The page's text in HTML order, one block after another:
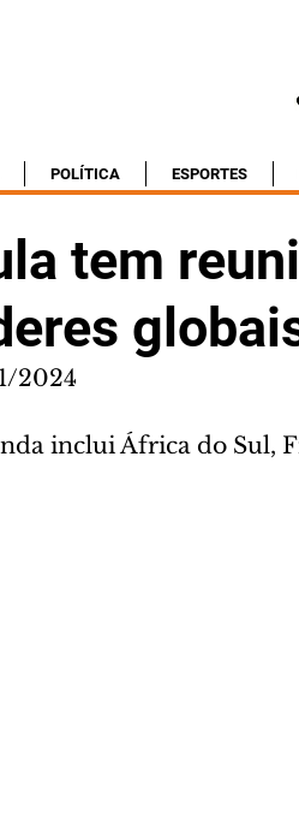
POLÍTICA ESPORTES
tem
2024
inclui África do Sul,